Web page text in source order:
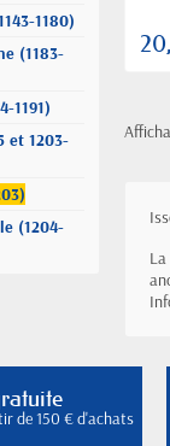
1180)
(1183-
1191)
et 1203-
(1204-
de 150 € d'achats